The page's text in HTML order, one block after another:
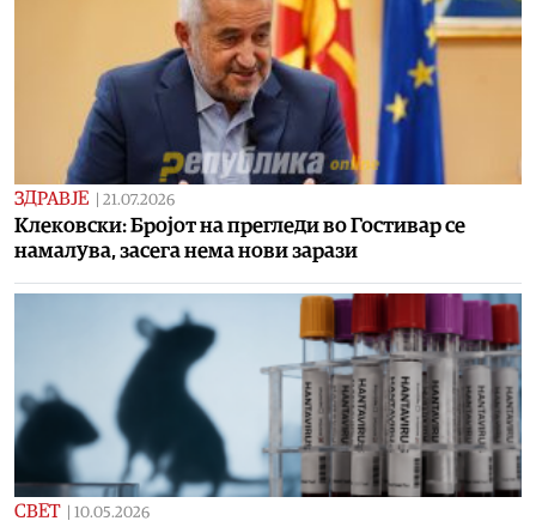
ЗДРАВЈЕ | 21.07.2026
Клековски: Бројот на прегледи во Гостивар се
намалува, засега нема нови зарази
СВЕТ | 10.05.2026